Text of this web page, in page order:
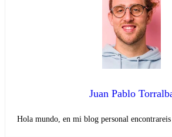
Juan Pablo
Hola mundo, en mi blog personal